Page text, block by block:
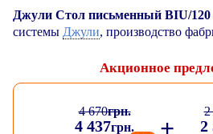
Джули Стол письменный BIU/120
системы Джули, производство
Акционное
4 670грн.
4 437грн.
2
2